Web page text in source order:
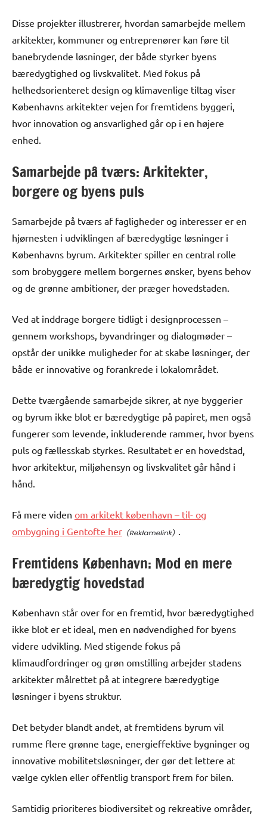
Disse projekter illustrerer, hvordan samarbejde mellem
arkitekter, kommuner og entreprenører kan føre til
banebrydende løsninger, der både styrker byens
bæredygtighed og livskvalitet. Med fokus på
helhedsorienteret design og klimavenlige tiltag viser
Københavns arkitekter vejen for fremtidens byggeri,
hvor innovation og ansvarlighed går op i en højere
enhed.
Samarbejde på tværs: Arkitekter,
borgere og byens puls
Samarbejde på tværs af fagligheder og interesser er en
hjørnesten i udviklingen af bæredygtige løsninger i
Københavns byrum. Arkitekter spiller en central rolle
som brobyggere mellem borgernes ønsker, byens behov
og de grønne ambitioner, der præger hovedstaden.
Ved at inddrage borgere tidligt i designprocessen –
gennem workshops, byvandringer og dialogmøder –
opstår der unikke muligheder for at skabe løsninger, der
både er innovative og forankrede i lokalområdet.
Dette tværgående samarbejde sikrer, at nye byggerier
og byrum ikke blot er bæredygtige på papiret, men også
fungerer som levende, inkluderende rammer, hvor byens
puls og fællesskab styrkes. Resultatet er en hovedstad,
hvor arkitektur, miljøhensyn og livskvalitet går hånd i
hånd.
Få mere viden om arkitekt københavn – til- og
ombygning i Gentofte her
.
Fremtidens København: Mod en mere
bæredygtig hovedstad
København står over for en fremtid, hvor bæredygtighed
ikke blot er et ideal, men en nødvendighed for byens
videre udvikling. Med stigende fokus på
klimaudfordringer og grøn omstilling arbejder stadens
arkitekter målrettet på at integrere bæredygtige
løsninger i byens struktur.
Det betyder blandt andet, at fremtidens byrum vil
rumme flere grønne tage, energieffektive bygninger og
innovative mobilitetsløsninger, der gør det lettere at
vælge cyklen eller offentlig transport frem for bilen.
Samtidig prioriteres biodiversitet og rekreative områder,